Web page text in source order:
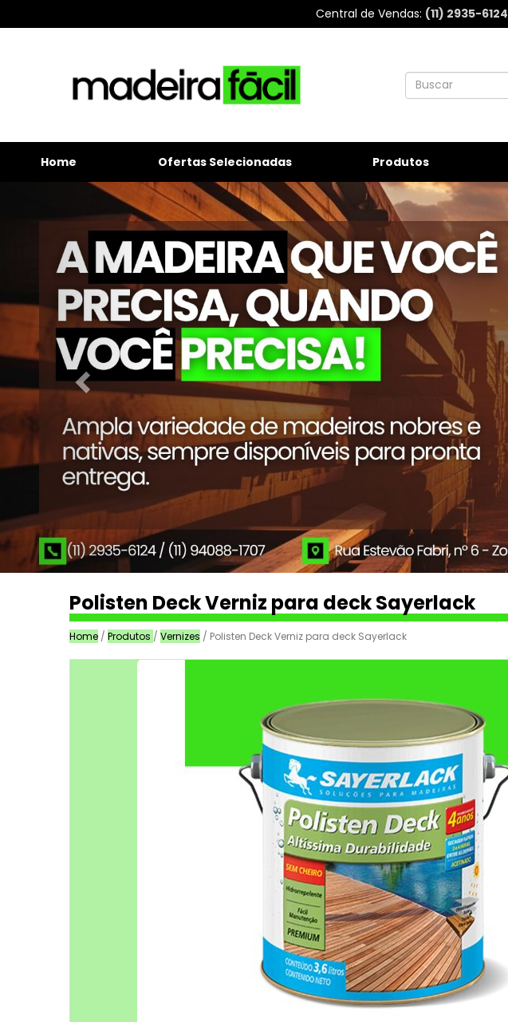
Central de Vendas (11) 2935-6124
Home Ofertas Selecionadas Produtos
Previous
Polisten Deck Verniz para deck Sayerlack
Home / Produtos / Vernizes / Polisten Deck Verniz para deck Sayerlack